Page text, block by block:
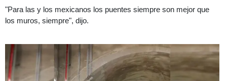
"Para las y los mexicanos los puentes siempre son mejor que
los muros, siempre", dijo.